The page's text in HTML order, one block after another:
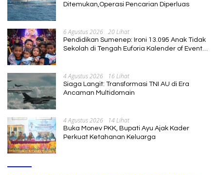
Ditemukan,Operasi Pencarian Diperluas
6 Agustus 2026 20 Lihat
Pendidikan Sumenep: Ironi 13.095 Anak Tidak
Sekolah di Tengah Euforia Kalender of Event
4 Agustus 2026 16 Lihat
Siaga Langit: Transformasi TNI AU di Era
Ancaman Multidomain
4 Agustus 2026 14 Lihat
Buka Monev PKK, Bupati Ayu Ajak Kader
Perkuat Ketahanan Keluarga